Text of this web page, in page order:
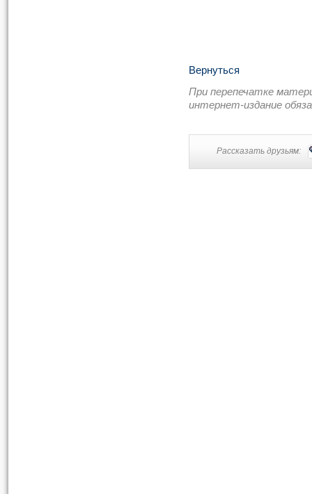
Вернуться
При перепечатке
интернет-издание
Рассказать друзьям: